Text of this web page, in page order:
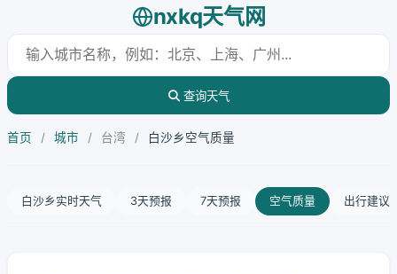
nxkq天气网
查询天气
首页 / 城市 / 台湾 / 白沙乡空气质量
白沙乡实时天气 3天预报 7天预报 空气质量 出行建议